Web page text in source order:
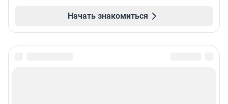
Начать знакомиться